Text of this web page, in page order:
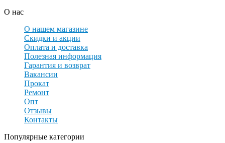
О нас
О нашем магазине
Скидки и акции
Оплата и доставка
Полезная информация
Гарантия и возврат
Вакансии
Прокат
Ремонт
Опт
Отзывы
Контакты
Популярные категории